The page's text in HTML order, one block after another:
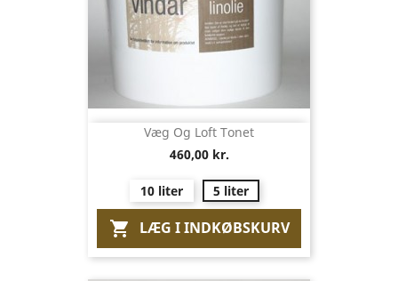
Væg Og Loft Tonet
460,00 kr.
10 liter 5 liter
 LÆG I INDKØBSKURV